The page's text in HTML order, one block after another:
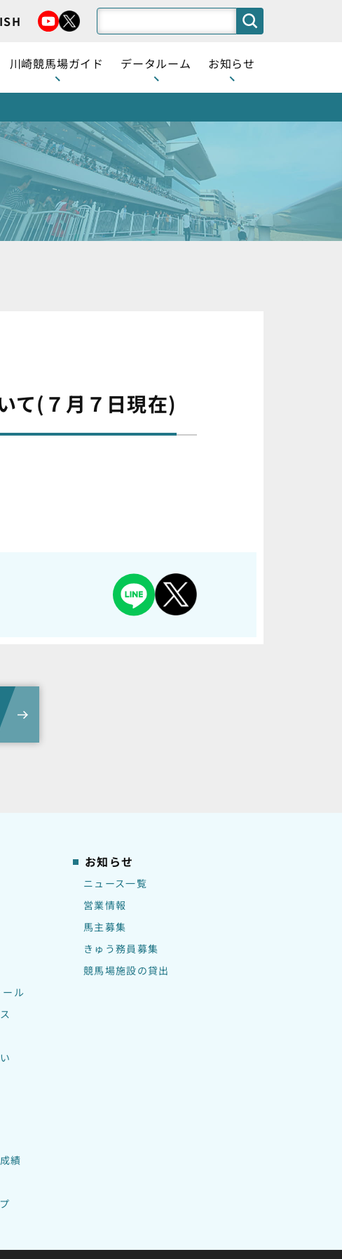
川崎競馬場ガイド データルーム お知らせ
て(７月７日現在)
ル
績
お知らせ
ニュース一覧
営業情報
馬主募集
きゅう務員募集
競馬場施設の貸出